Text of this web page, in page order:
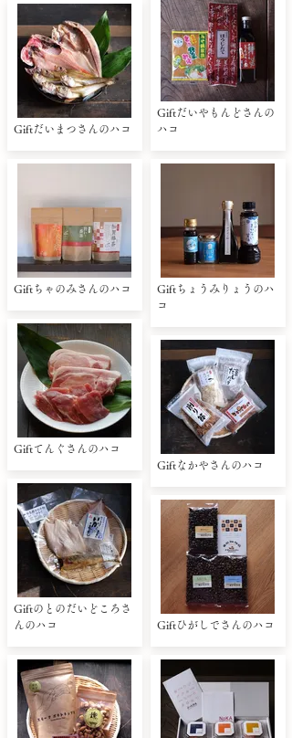
Giftだいまつさんのハコ
Giftちゃのみさんのハコ
Giftてんぐさんのハコ
Giftのとのだいどころさ
んのハコ
Giftだいやもんどさんの
ハコ
Giftちょうみりょうのハ
コ
Giftなかやさんのハコ
Giftひがしでさんのハコ